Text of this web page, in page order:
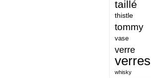
authentique
aventures
baccarat
taillé
thistle
tommy
vase
verre
verres
whisky